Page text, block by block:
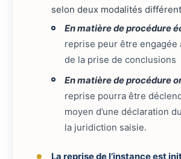
selon deux modalités
En matière de procédure
reprise peur être engagée
de la prise de conclusions
En matière de procédure
reprise pourra être
moyen d’une déclaration
la juridiction saisie.
La reprise de l’instance est